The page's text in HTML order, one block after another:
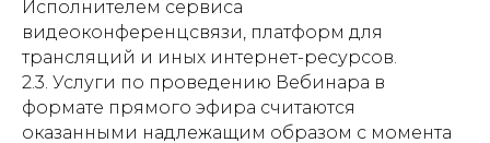
Исполнителем сервиса
видеоконференцсвязи, платформ для
трансляций и иных интернет-ресурсов.
2.3. Услуги по проведению Вебинара в
формате прямого эфира считаются
оказанными надлежащим образом с момента